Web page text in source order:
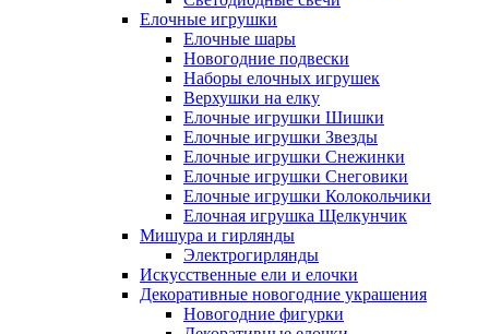
Елочные игрушки
Елочные шары
Новогодние подвески
Наборы елочных игрушек
Верхушки на елку
Елочные игрушки Шишки
Елочные игрушки Звезды
Елочные игрушки Снежинки
Елочные игрушки Снеговики
Елочные игрушки Колокольчики
Елочная игрушка Щелкунчик
Мишура и гирлянды
Электрогирлянды
Искусственные ели и елочки
Декоративные новогодние украшения
Новогодние фигурки